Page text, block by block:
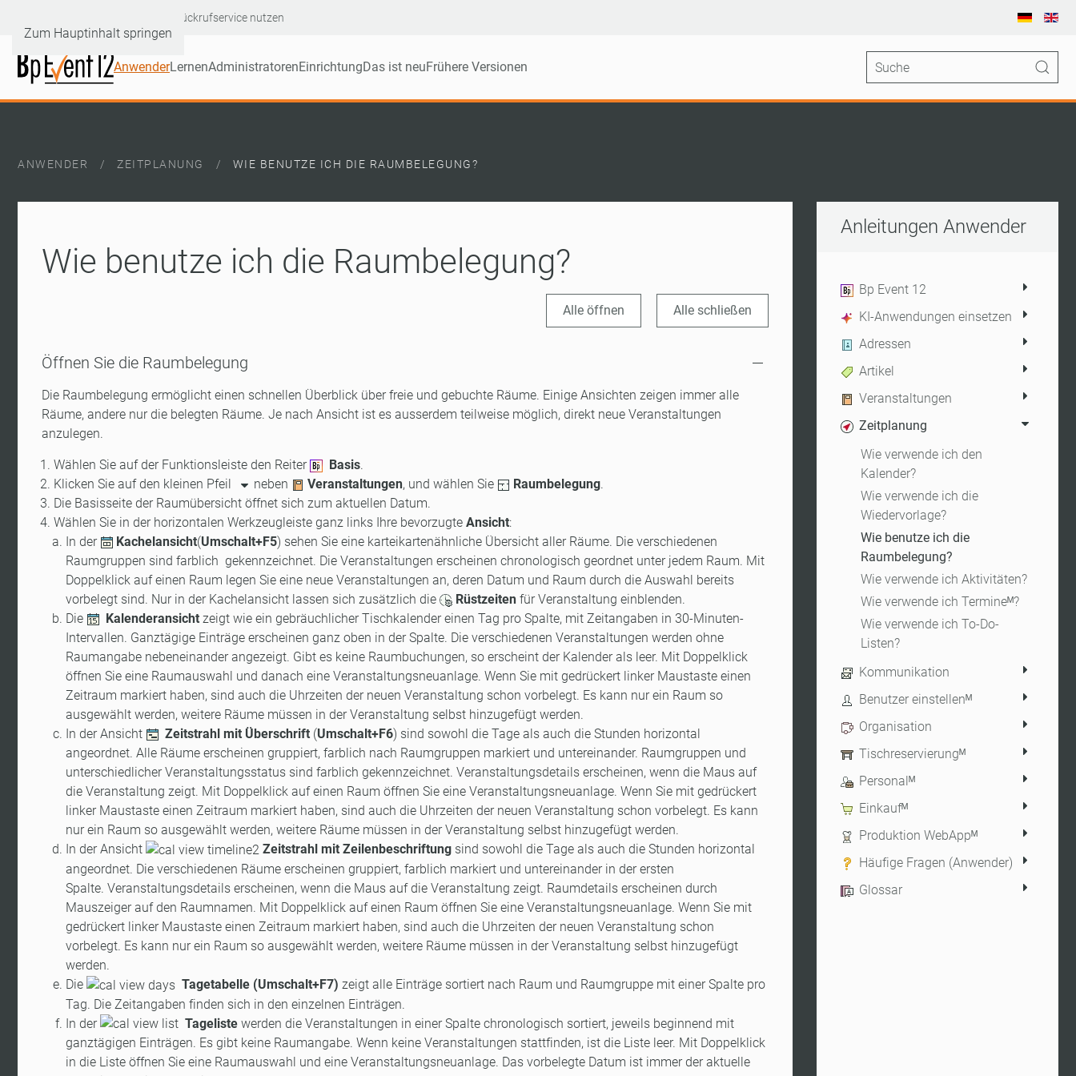
Zum Hauptinhalt springen
Rückrufservice nutzen
AnwenderLernenAdministratorenEinrichtungDas ist neuFrühere Versionen
ANWENDER ZEITPLANUNG WIE BENUTZE ICH DIE RAUMBELEGUNG?
Wie benutze ich die Raumbelegung?
Alle öffnen Alle schließen
Öffnen Sie die Raumbelegung
Die Raumbelegung ermöglicht einen schnellen Überblick über freie und gebuchte Räume. Einige Ansichten zeigen immer alle
Räume, andere nur die belegten Räume. Je nach Ansicht ist es ausserdem teilweise möglich, direkt neue Veranstaltungen
anzulegen.
Wählen Sie auf der Funktionsleiste den Reiter Basis.
Klicken Sie auf den kleinen Pfeil
neben Veranstaltungen, und wählen Sie Raumbelegung.
Die Basisseite der Raumübersicht öffnet sich zum aktuellen Datum.
Wählen Sie in der horizontalen Werkzeugleiste ganz links Ihre bevorzugte Ansicht:
In der
Kachelansicht(Umschalt+F5) sehen Sie eine karteikartenähnliche Übersicht aller Räume. Die verschiedenen
Raumgruppen sind farblich gekennzeichnet. Die Veranstaltungen erscheinen chronologisch geordnet unter jedem Raum. Mit
Doppelklick auf einen Raum legen Sie eine neue Veranstaltungen an, deren Datum und Raum durch die Auswahl bereits
vorbelegt sind. Nur in der Kachelansicht lassen sich zusätzlich die
Rüstzeiten für Veranstaltung einblenden.
Die
Kalenderansicht zeigt wie ein gebräuchlicher Tischkalender einen Tag pro Spalte, mit Zeitangaben in 30-Minuten-
Intervallen. Ganztägige Einträge erscheinen ganz oben in der Spalte. Die verschiedenen Veranstaltungen werden ohne
Raumangabe nebeneinander angezeigt. Gibt es keine Raumbuchungen, so erscheint der Kalender als leer. Mit Doppelklick
öffnen Sie eine Raumauswahl und danach eine Veranstaltungsneuanlage. Wenn Sie mit gedrückert linker Maustaste einen
Zeitraum markiert haben, sind auch die Uhrzeiten der neuen Veranstaltung schon vorbelegt. Es kann nur ein Raum so
ausgewählt werden, weitere Räume müssen in der Veranstaltung selbst hinzugefügt werden.
In der Ansicht
Zeitstrahl mit Überschrift (Umschalt+F6) sind sowohl die Tage als auch die Stunden horizontal
angeordnet. Alle Räume erscheinen gruppiert, farblich nach Raumgruppen markiert und untereinander. Raumgruppen und
unterschiedlicher Veranstaltungsstatus sind farblich gekennzeichnet. Veranstaltungsdetails erscheinen, wenn die Maus auf
die Veranstaltung zeigt. Mit Doppelklick auf einen Raum öffnen Sie eine Veranstaltungsneuanlage. Wenn Sie mit gedrückert
linker Maustaste einen Zeitraum markiert haben, sind auch die Uhrzeiten der neuen Veranstaltung schon vorbelegt. Es kann
nur ein Raum so ausgewählt werden, weitere Räume müssen in der Veranstaltung selbst hinzugefügt werden.
In der Ansicht
Zeitstrahl mit Zeilenbeschriftung sind sowohl die Tage als auch die Stunden horizontal
angeordnet. Die verschiedenen Räume erscheinen gruppiert, farblich markiert und untereinander in der ersten
Spalte. Veranstaltungsdetails erscheinen, wenn die Maus auf die Veranstaltung zeigt. Raumdetails erscheinen durch
Mauszeiger auf den Raumnamen. Mit Doppelklick auf einen Raum öffnen Sie eine Veranstaltungsneuanlage. Wenn Sie mit
gedrückert linker Maustaste einen Zeitraum markiert haben, sind auch die Uhrzeiten der neuen Veranstaltung schon
vorbelegt. Es kann nur ein Raum so ausgewählt werden, weitere Räume müssen in der Veranstaltung selbst hinzugefügt
werden.
Die
Tagetabelle (Umschalt+F7) zeigt alle Einträge sortiert nach Raum und Raumgruppe mit einer Spalte pro
Tag. Die Zeitangaben finden sich in den einzelnen Einträgen.
In der
Tageliste werden die Veranstaltungen in einer Spalte chronologisch sortiert, jeweils beginnend mit
ganztägigen Einträgen. Es gibt keine Raumangabe. Wenn keine Veranstaltungen stattfinden, ist die Liste leer. Mit Doppelklick
in die Liste öffnen Sie eine Raumauswahl und eine Veranstaltungsneuanlage. Das vorbelegte Datum ist immer der aktuelle
Anleitungen Anwender
Bp Event 12
KI-Anwendungen einsetzen
Adressen
Artikel
Veranstaltungen
Zeitplanung
Wie verwende ich den
Kalender?
Wie verwende ich die
Wiedervorlage?
Wie benutze ich die
Raumbelegung?
Wie verwende ich Aktivitäten?
Wie verwende ich Termineᴹ?
Wie verwende ich To-Do-
Listen?
Kommunikation
Benutzer einstellenᴹ
Organisation
Tischreservierungᴹ
Personalᴹ
Einkaufᴹ
Produktion WebAppᴹ
Häufige Fragen (Anwender)
Glossar